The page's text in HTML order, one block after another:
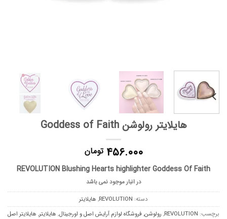
هایلایتر رولوشن Goddess of Faith
۴۵۶.۰۰۰ تومان
REVOLUTION Blushing Hearts highlighter Goddess Of Faith
در انبار موجود نمی باشد
دسته: REVOLUTION
, هایلایتر
برچسب: REVOLUTION
, رولوشن, فروشگاه لوازم آرایش اصل و اورجینال, هایلایتر, هایلایتر اصل